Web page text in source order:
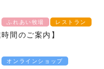
ふれあい牧場 レストラン
時間のご案内】
オンラインショップ